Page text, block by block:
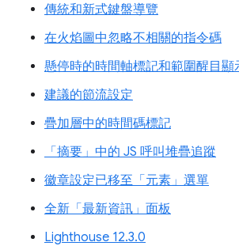
傳統和新式鍵盤導覽
在火焰圖中忽略不相關的指令碼
懸停時的時間軸標記和範圍醒目顯
建議的節流設定
疊加層中的時間碼標記
「摘要」中的 JS 呼叫堆疊追蹤
徽章設定已移至「元素」選單
全新「最新資訊」面板
Lighthouse 12.3.0